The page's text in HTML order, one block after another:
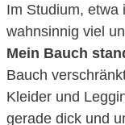
Im Studium, etwa
wahnsinnig viel
Mein Bauch
Bauch
Kleider und
gerade dick und